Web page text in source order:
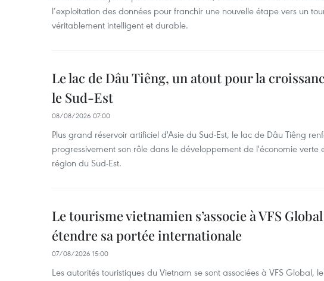
l’exploitation des données pour franchir une nouvelle étape vers un
véritablement intelligent et durable.
Le lac de Dâu Tiêng, un atout pour la
le Sud-Est
08/08/2026 07:00
Plus grand réservoir artificiel d'Asie du Sud-Est, le lac de Dâu Tiêng
progressivement son rôle dans le développement de l'économie verte
région du Sud-Est.
Le tourisme vietnamien s’associe à VFS
étendre sa portée internationale
07/08/2026 15:00
Les autorités touristiques du Vietnam se sont associées à VFS Global,